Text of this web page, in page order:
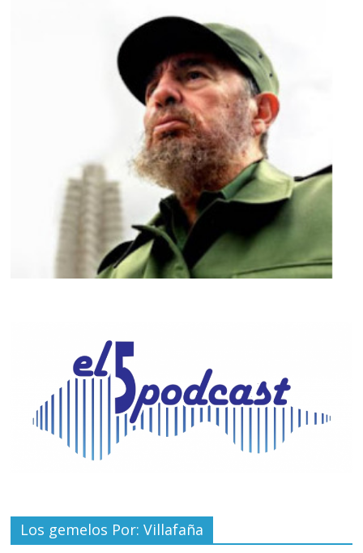
Los gemelos Por: Villafaña